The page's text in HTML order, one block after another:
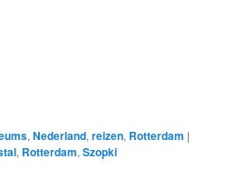
,Nederland,reizen, Rotterdam |
, Rotterdam,Szopki